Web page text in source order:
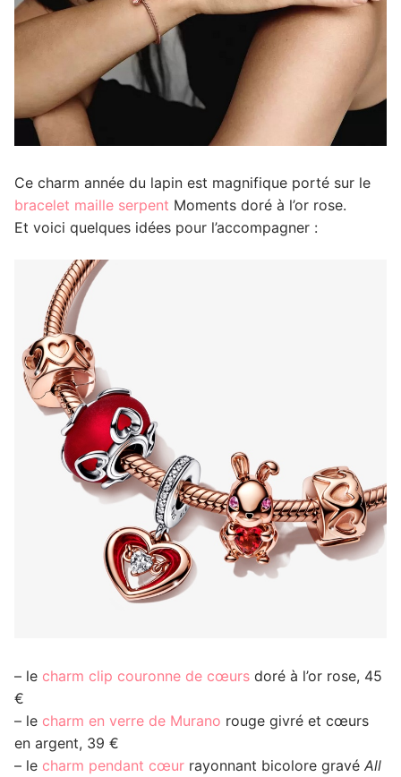
Ce charm année du lapin est magnifique porté sur le
bracelet maille serpent Moments doré à l’or rose.
Et voici quelques idées pour l’accompagner :
– le charm clip couronne de cœurs doré à l’or rose, 45
€
– le charm en verre de Murano rouge givré et cœurs
en argent, 39 €
– le charm pendant cœur rayonnant bicolore gravé All